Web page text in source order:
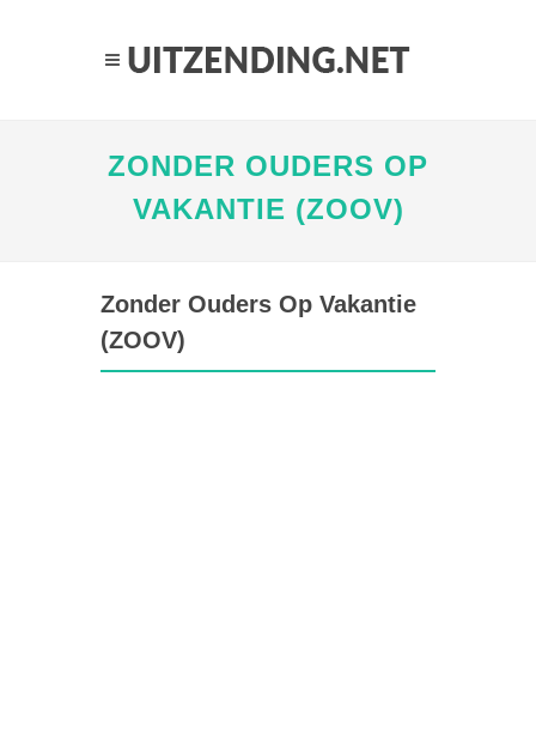
ZONDER OUDERS OP
VAKANTIE (ZOOV)
Zonder Ouders Op Vakantie
(ZOOV)